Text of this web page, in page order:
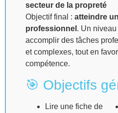
secteur de la propreté
Objectif final : atteindre
professionnel . Un
accomplir des tâches
et complexes, tout en
compétence.
🎯 Objectifs
Lire une fiche de